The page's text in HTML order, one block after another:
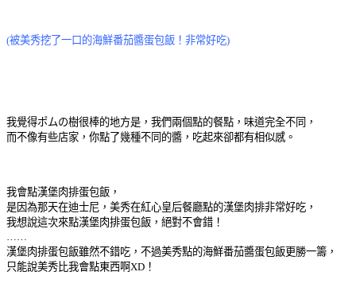
(被美秀挖了一口的海鮮番茄醬蛋包飯！非常好吃)
我覺得ポムの樹很棒的地方是，我們兩個點的餐點，味道完全不同，
而不像有些店家，你點了幾種不同的醬，吃起來卻都有相似感。
我會點漢堡肉排蛋包飯，
是因為那天在迪士尼，美秀在紅心皇后餐廳點的漢堡肉排非常好吃，
我想說這次來點漢堡肉排蛋包飯，絕對不會錯！
漢堡肉排蛋包飯雖然不錯吃，不過美秀點的海鮮番茄醬蛋包飯更勝一籌，
只能說美秀比我會點東西啊XD！